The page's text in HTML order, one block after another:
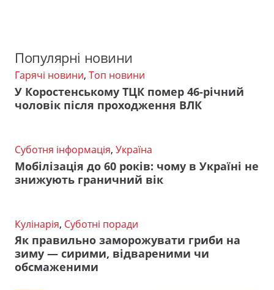
Популярні новини
Гарячі новини, Топ новини
У Коростенському ТЦК помер 46-річний
чоловік після проходження ВЛК
Суботня інформація, Україна
Мобілізація до 60 років: чому в Україні не
знижують граничний вік
Кулінарія, Суботні поради
Як правильно заморожувати гриби на
зиму — сирими, відвареними чи
обсмаженими